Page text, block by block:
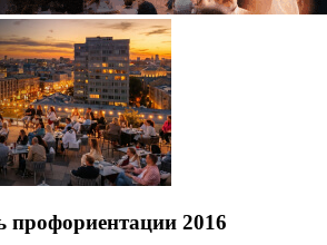
профориентации 2016